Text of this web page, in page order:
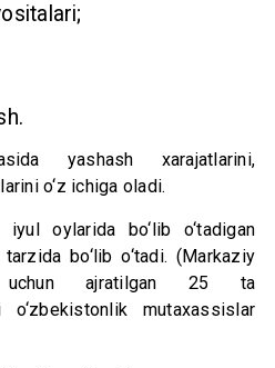
yashash xarajatlarini,
o‘z ichiga oladi.
oylarida bo‘lib o‘tadigan
bo‘lib o‘tadi. (Markaziy
uchun ajratilgan 25 ta
mutaxassislar